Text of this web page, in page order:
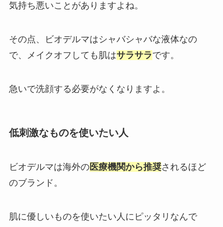
気持ち悪いことがありますよね。
その点、ビオデルマはシャバシャバな液体なの
で、メイクオフしても肌はサラサラです。
急いで洗顔する必要がなくなりますよ。
低刺激なものを使いたい人
ビオデルマは海外の医療機関から推奨されるほど
のブランド。
肌に優しいものを使いたい人にピッタリなんで